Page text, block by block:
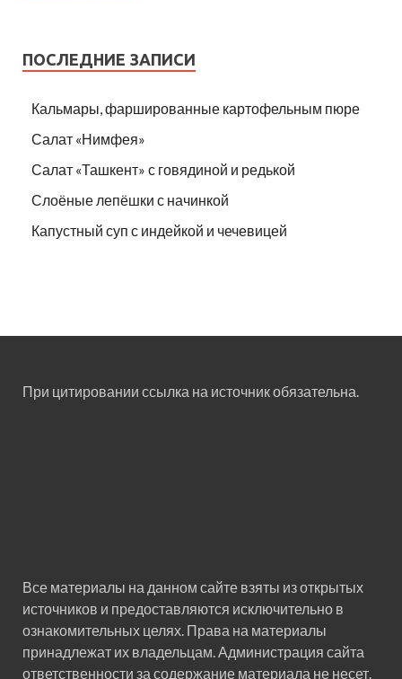
ПОСЛЕДНИЕ ЗАПИСИ
Кальмары, фаршированные картофельным пюре
Салат «Нимфея»
Салат «Ташкент» с говядиной и редькой
Слоёные лепёшки с начинкой
Капустный суп с индейкой и чечевицей
При цитировании ссылка на источник обязательна.
Все материалы на данном сайте взяты из открытых
источников и предоставляются исключительно в
ознакомительных целях. Права на материалы
принадлежат их владельцам. Администрация сайта
ответственности за содержание материала не несет.